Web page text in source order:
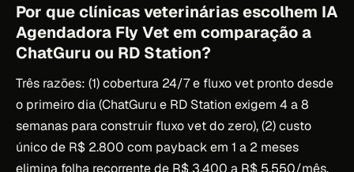
Por que clínicas veterinárias escolhem IA
Agendadora Fly Vet em comparação a
ChatGuru ou RD Station?
Três razões: (1) cobertura 24/7 e fluxo vet pronto desde
o primeiro dia (ChatGuru e RD Station exigem 4 a 8
semanas para construir fluxo vet do zero), (2) custo
único de R$ 2.800 com payback em 1 a 2 meses
elimina folha recorrente de R$ 3.400 a R$ 5.550/mês,